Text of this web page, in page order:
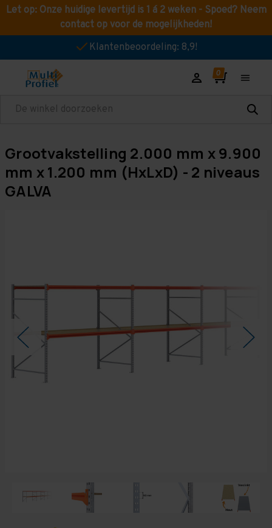
Let op: Onze huidige levertijd is 1 á 2 weken - Spoed? Neem
contact op voor de mogelijkheden!
Klantenbeoordeling: 8,9!
Zoeken
Grootvakstelling 2.000 mm x 9.900
mm x 1.200 mm (HxLxD) - 2 niveaus
GALVA